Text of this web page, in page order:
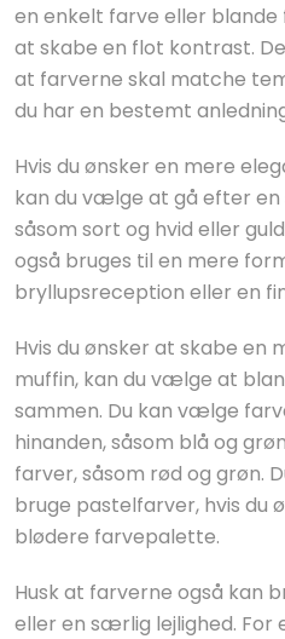
en enkelt farve eller
at skabe en flot kontrast.
at farverne skal matche
du har en bestemt
Hvis du ønsker en mere
kan du vælge at gå efter
såsom sort og hvid eller
også bruges til en mere
bryllupsreception eller en
Hvis du ønsker at skabe en
muffin, kan du vælge at
sammen. Du kan vælge
hinanden, såsom blå og
farver, såsom rød og grøn.
bruge pastelfarver, hvis du
blødere farvepalette.
Husk at farverne også kan
eller en særlig lejlighed. For